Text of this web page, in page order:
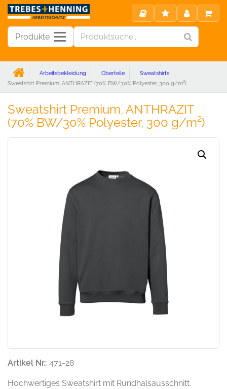
Produkte
Arbeitsbekleidung Oberteile
Sweatshirts
Sweatshirt Premium, ANTHRAZIT (70% BW/30% Polyester, 300 g/m²)
Sweatshirt Premium, ANTHRAZIT
(70% BW/30% Polyester, 300 g/m²)
Artikel Nr.: 471-28
Hochwertiges Sweatshirt mit Rundhalsausschnitt.